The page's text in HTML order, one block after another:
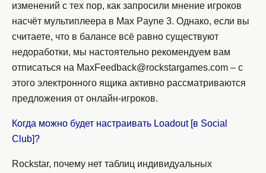
изменений с тех пор, как запросили мнение игроков
насчёт мультиплеера в Max Payne 3. Однако, если вы
считаете, что в балансе всё равно существуют
недоработки, мы настоятельно рекомендуем вам
отписаться на MaxFeedback@rockstargames.com – с
этого электронного ящика активно рассматриваются
предложения от онлайн-игроков.
Когда можно будет настраивать Loadout [в Social
Club]?
Rockstar, почему нет таблиц индивидуальных